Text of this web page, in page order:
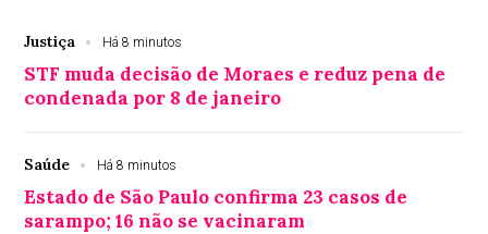
Justiça Há 8 minutos
STF muda decisão de Moraes e reduz pena de
condenada por 8 de janeiro
Saúde Há 8 minutos
Estado de São Paulo confirma 23 casos de
sarampo; 16 não se vacinaram